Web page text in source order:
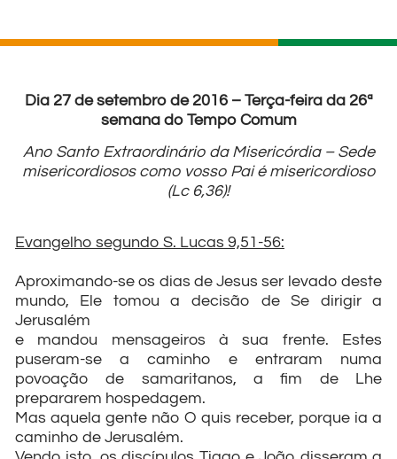
Dia 27 de setembro de 2016 – Terça-feira da 26ª
semana do Tempo Comum
Ano Santo Extraordinário da Misericórdia – Sede
misericordiosos como vosso Pai é misericordioso
(Lc 6,36)!
Evangelho segundo S. Lucas 9,51-56:
Aproximando-se os dias de Jesus ser levado deste
mundo, Ele tomou a decisão de Se dirigir a
Jerusalém
e mandou mensageiros à sua frente. Estes
puseram-se a caminho e entraram numa
povoação de samaritanos, a fim de Lhe
prepararem hospedagem.
Mas aquela gente não O quis receber, porque ia a
caminho de Jerusalém.